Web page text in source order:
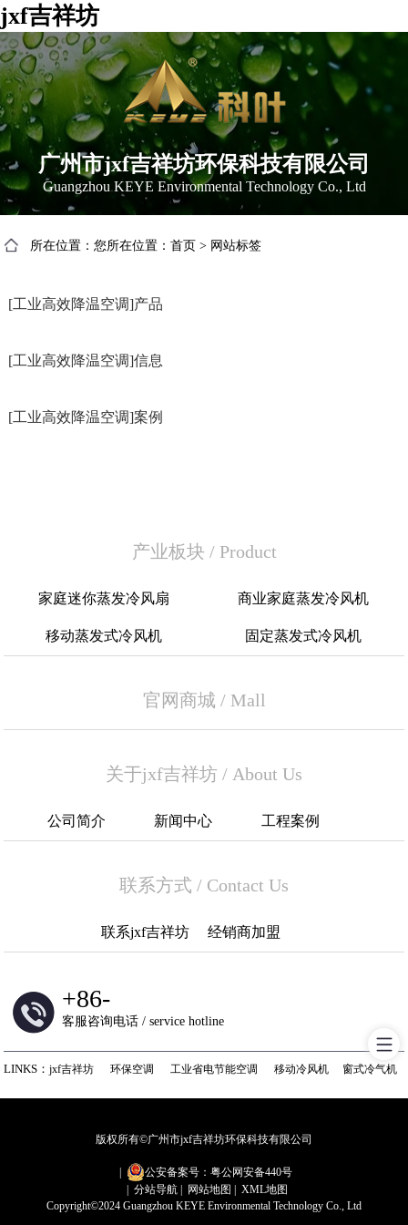
jxf吉祥坊
广州市jxf吉祥坊环保科技有限公司
Guangzhou KEYE Environmental Technology Co., Ltd
所在位置：您所在位置：首页 > 网站标签
[工业高效降温空调]产品
[工业高效降温空调]信息
[工业高效降温空调]案例
产业板块 / Product
家庭迷你蒸发冷风扇 商业家庭蒸发冷风机
移动蒸发式冷风机 固定蒸发式冷风机
官网商城 / Mall
关于jxf吉祥坊 / About Us
公司简介 新闻中心 工程案例
联系方式 / Contact Us
联系jxf吉祥坊 经销商加盟
+86-
客服咨询电话 / service hotline
LINKS：jxf吉祥坊 环保空调 工业省电节能空调 移动冷风机 窗式冷气机
版权所有©广州市jxf吉祥坊环保科技有限公司
公安备案号：粤公网安备440号
| 分站导航| 网站地图 | XML地图
Copyright©2024 Guangzhou KEYE Environmental Technology Co., Ltd